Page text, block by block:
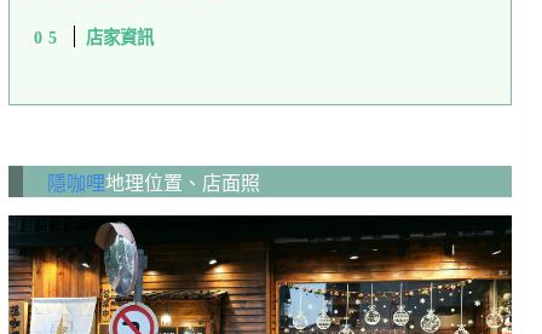
店家資訊
隱咖哩地理位置、店面照